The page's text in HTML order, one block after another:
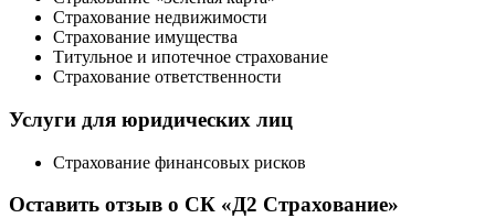
Страхование недвижимости
Страхование имущества
Титульное и ипотечное страхование
Страхование ответственности
Услуги для юридических лиц
Страхование финансовых рисков
Оставить отзыв о СК «Д2 Страхование»